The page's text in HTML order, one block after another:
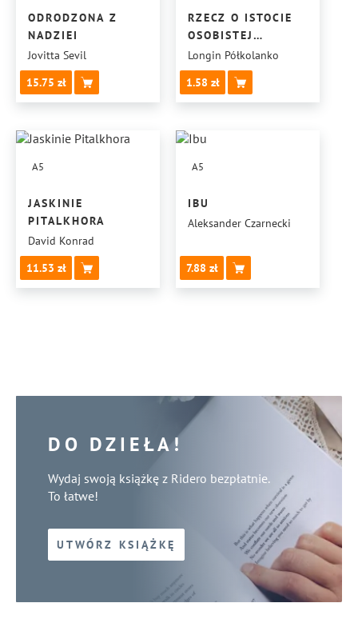
ODRODZONA Z
NADZIEI
Jovitta Sevil
15.75
RZECZ O ISTOCIE
OSOBISTEJ
UCIECZKI - CZEŚĆ I
Longin Półkolanko
1.58
A5
JASKINIE
PITALKHORA
David Konrad
11.53
A5
IBU
Aleksander Czarnecki
7.88
DO DZIEŁA!
Wydaj swoją książkę z Ridero bezpłatnie.
To łatwe!
UTWÓRZ KSIĄŻKĘ